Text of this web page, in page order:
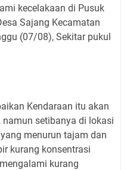
kecelakaan di Pusuk
Sajang Kecamatan
(07/08), Sekitar pukul
Kendaraan itu akan
setibanya di lokasi
menurun tajam dan
kurang konsentrasi
kurang